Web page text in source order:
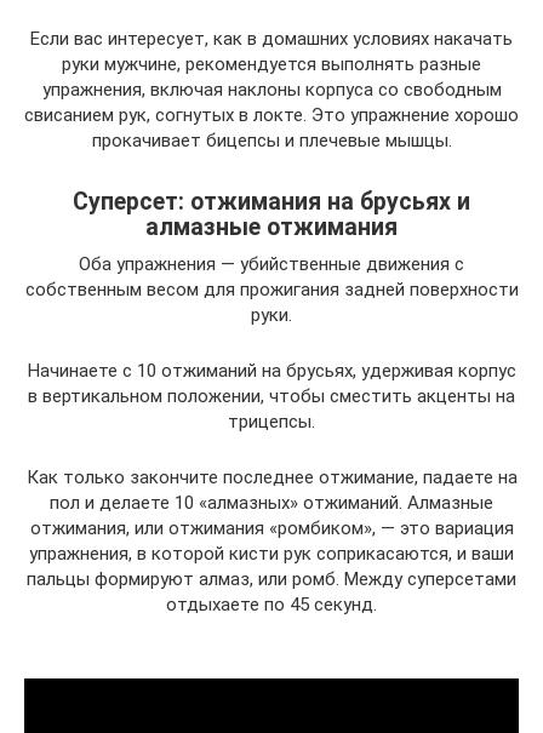
Если вас интересует, как в домашних условиях накачать
руки мужчине, рекомендуется выполнять разные
упражнения, включая наклоны корпуса со свободным
свисанием рук, согнутых в локте. Это упражнение хорошо
прокачивает бицепсы и плечевые мышцы.
Суперсет: отжимания на брусьях и
алмазные отжимания
Оба упражнения — убийственные движения с
собственным весом для прожигания задней поверхности
руки.
Начинаете с 10 отжиманий на брусьях, удерживая корпус
в вертикальном положении, чтобы сместить акценты на
трицепсы.
Как только закончите последнее отжимание, падаете на
пол и делаете 10 «алмазных» отжиманий. Алмазные
отжимания, или отжимания «ромбиком», — это вариация
упражнения, в которой кисти рук соприкасаются, и ваши
пальцы формируют алмаз, или ромб. Между суперсетами
отдыхаете по 45 секунд.